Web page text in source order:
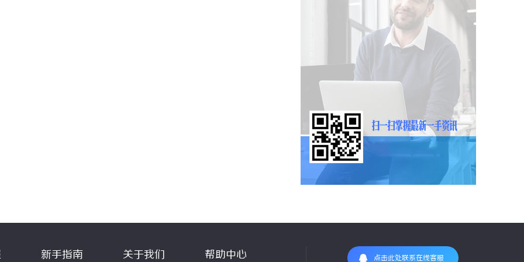
新手指南 关于我们 帮助中心 点击此处联系在线客服